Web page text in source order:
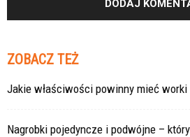
ZOBACZ TEŻ
Jakie właściwości powinny mieć worki
Nagrobki pojedyncze i podwójne –